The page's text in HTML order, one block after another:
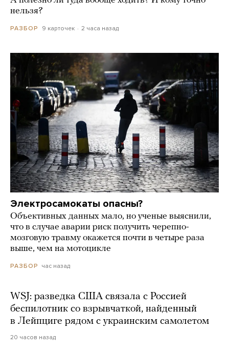
нельзя?
РАЗБОР 9 карточек 2 часа назад
Электросамокаты опасны?
Объективных данных мало, но ученые выяснили,
что в случае аварии риск получить черепно-
мозговую травму окажется почти в четыре раза
выше, чем на мотоцикле
РАЗБОР час назад
WSJ: разведка США связала с Россией
беспилотник со взрывчаткой, найденный
в Лейпциге рядом с украинским самолетом
20 часов назад